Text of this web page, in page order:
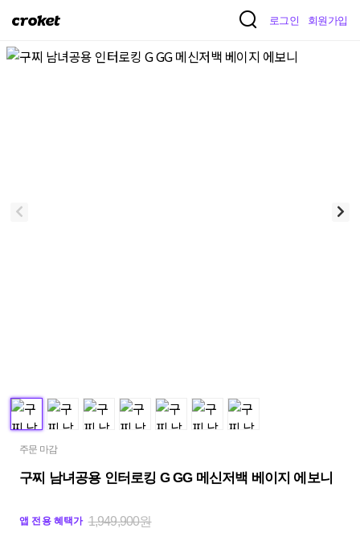
크
켓
로그인 회원가입
주문 마감
구찌 남녀공용 인터로킹 G GG 메신저백 베이지 에보니
앱 전용 혜택가 1,949,900원